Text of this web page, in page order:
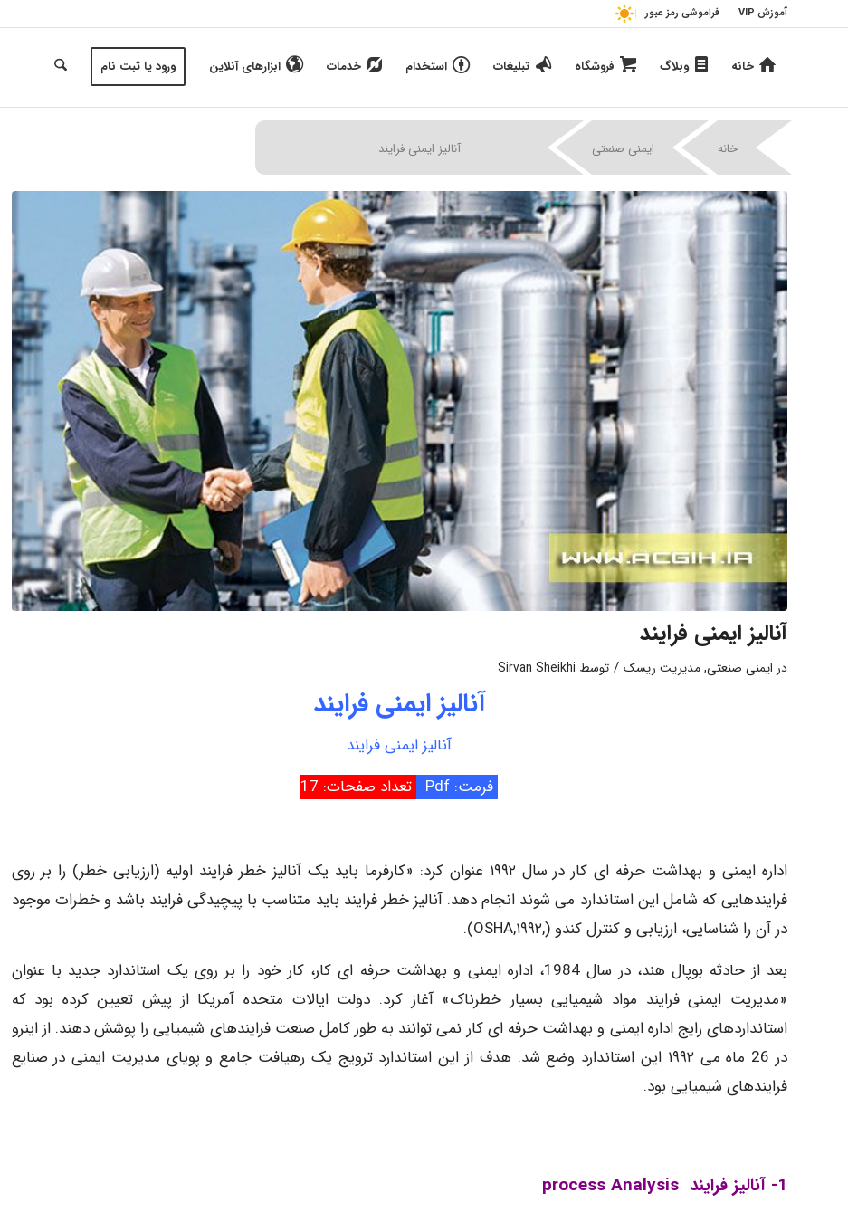
آموزش VIP فراموشی رمز عبور
خانه وبلاگ فروشگاه تبلیغات استخدام خدمات ابزارهای آنلاین ورود یا ثبت نام
خانه ایمنی صنعتی | آنالیز ایمنی فرایند
آنالیز ایمنی فرایند
در ایمنی صنعتی,مدیریت ریسک / توسط Sirvan Sheikhi
آنالیز ایمنی فرایند
آنالیز ایمنی فرایند
فرمت: Pdf
تعداد صفحات: 17
اداره ایمنی و بهداشت حرفه ای کار در سال ۱۹۹۲ عنوان کرد: «کارفرما باید یک آنالیز خطر فرایند اولیه (ارزیابی خطر) را بر روی
فرایندهایی که شامل این استاندارد می شوند انجام دهد. آنالیز خطر فرایند باید متناسب با پیچیدگی فرایند باشد و خطرات موجود
در آن را شناسایی، ارزیابی و کنترل کندو (,OSHA,۱۹۹۲).
بعد از حادثه بوپال هند، در سال 1984، اداره ایمنی و بهداشت حرفه ای کار، کار خود را بر روی یک استاندارد جدید با عنوان
«مدیریت ایمنی فرایند مواد شیمیایی بسیار خطرناک» آغاز کرد. دولت ایالات متحده آمریکا از پیش تعیین کرده بود که
استانداردهای رایج اداره ایمنی و بهداشت حرفه ای کار نمی توانند به طور کامل صنعت فرایندهای شیمیایی را پوشش دهند. از اینرو
در 26 ماه می ۱۹۹۲ این استاندارد وضع شد. هدف از این استاندارد ترویج یک رهیافت جامع و پویای مدیریت ایمنی در صنایع
فرایندهای شیمیایی بود.
1- آنالیز فرایند process Analysis